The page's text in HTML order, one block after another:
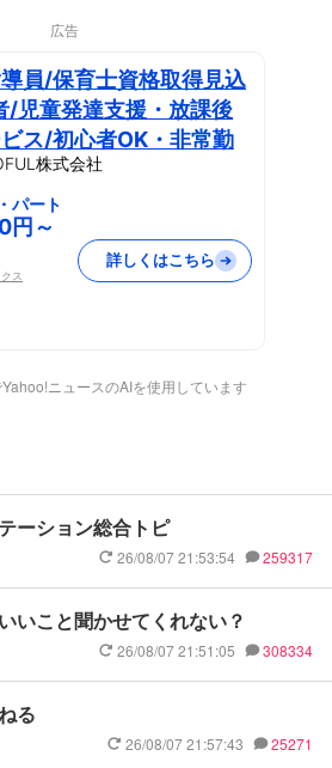
広告
員/保育士資格取得見込
/児童発達支援・放課後
ス/初心者OK・非常勤
株式会社
パート
円～
ス
詳しくはこちら
ニュースのAIを使用しています
ーション総合トピ
26/08/07 21:53:54 259317
いこと聞かせてくれない？
26/08/07 21:51:05 308334
る
26/08/07 21:57:43 25271